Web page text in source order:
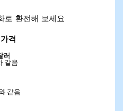
환전해 보세요
격
러
같음
같음